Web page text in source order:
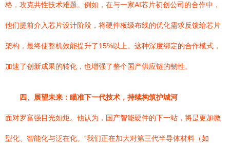
格，攻克共性技术难题。例如，在与一家AI芯片初创公司的合作中，
他们提前介入芯片设计阶段，将硬件板级布线的优化需求反馈给芯片
架构，最终使整机效能提升了15%以上。这种深度绑定的合作模式，
加速了创新成果的转化，也增强了整个国产供应链的韧性。
四、展望未来：瞄准下一代技术，持续构筑护城河
面对罗富强目光如炬。他认为，国产智能硬件的下一站，将是更加微
型化、智能化与泛在化。“我们正在加大对第三代半导体材料（如